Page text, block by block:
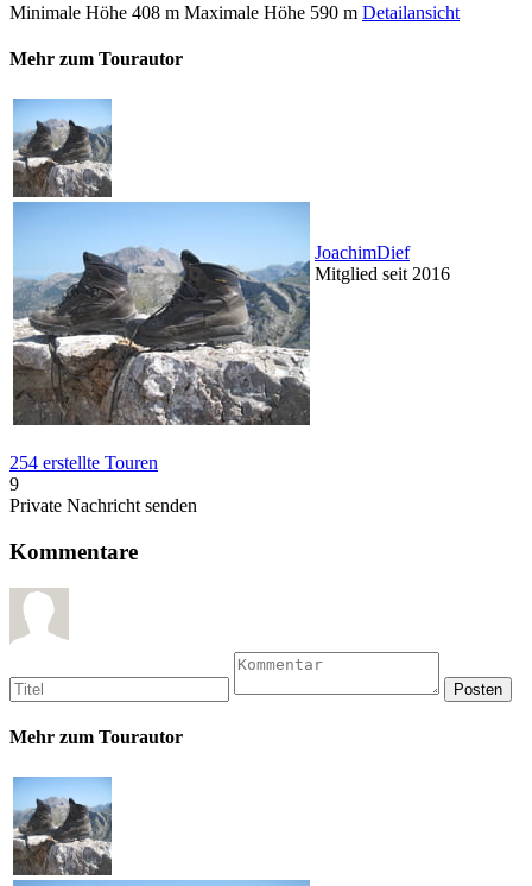
Minimale Höhe 408 m Maximale Höhe 590 m Detailansicht
Mehr zum Tourautor
JoachimDief
Mitglied seit 2016
254 erstellte Touren
9
Private Nachricht senden
Kommentare
Mehr zum Tourautor